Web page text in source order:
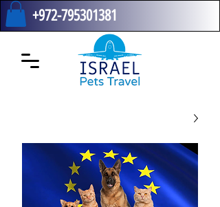
+972-795301381